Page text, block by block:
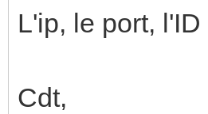
L'ip, le port, l'ID
Cdt,